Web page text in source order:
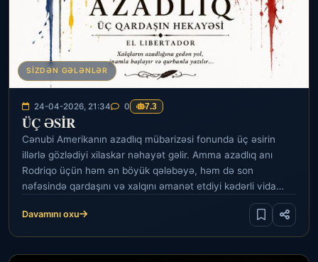
SIZDƏN GƏLƏNLƏR
24-04-2026, 21:34 0 7.3
ÜÇ ƏSİR
Cənubi Amerikanın azadlıq mübarizəsi fonunda üç əsirin
illərlə gözlədiyi xilaskar nəhayət gəlir. Amma azadlıq anı
Rodriqo üçün həm ən böyük qələbəyə, həm də son
nəfəsində qardaşını və xalqını əmanət etdiyi kədərli vida
Davamını oxu